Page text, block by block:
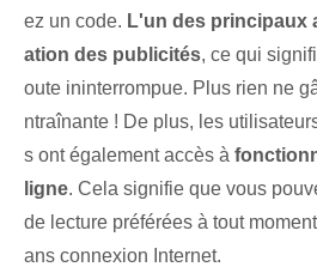
ez un code. L'un des principaux
ation des publicités,‌ ce qui
oute ininterrompue. Plus rien ne
ntraînante ! De plus, les
s ont également accès à
ligne. Cela signifie que vous
de lecture préférées à tout
ans connexion Internet.